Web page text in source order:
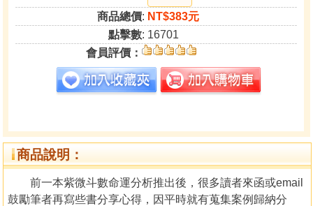
商品總價: NT$383元
點擊數: 16701
會員評價：
商品說明：
前一本紫微斗數命運分析推出後，很多讀者來函或email
鼓勵筆者再寫些書分享心得，因平時就有蒐集案例歸納分